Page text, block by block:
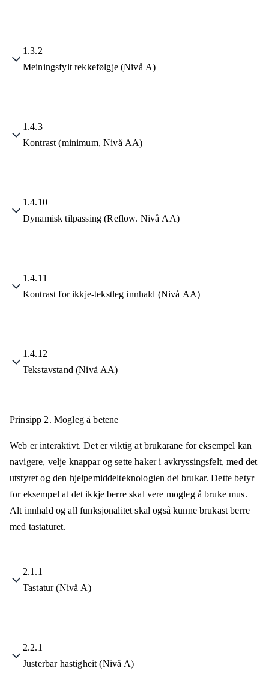
1.3.2
Meiningsfylt rekkefølgje (Nivå A)
1.4.3
Kontrast (minimum, Nivå AA)
1.4.10
Dynamisk tilpassing (Reflow. Nivå AA)
1.4.11
Kontrast for ikkje-tekstleg innhald (Nivå AA)
1.4.12
Tekstavstand (Nivå AA)
Prinsipp 2. Mogleg å betene
Web er interaktivt. Det er viktig at brukarane for eksempel kan
navigere, velje knappar og sette haker i avkryssingsfelt, med det
utstyret og den hjelpemiddelteknologien dei brukar. Dette betyr
for eksempel at det ikkje berre skal vere mogleg å bruke mus.
Alt innhald og all funksjonalitet skal også kunne brukast berre
med tastaturet.
2.1.1
Tastatur (Nivå A)
2.2.1
Justerbar hastigheit (Nivå A)